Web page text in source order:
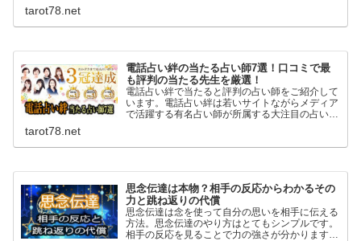
イスを頂けます。
tarot78.net
電話占い絆の当たる占い師7選！口コミで最
も評判の当たる先生を厳選！
電話占い絆で当たると評判の占い師をご紹介して
います。電話占い絆は若いサイトながらメディア
で活躍する有名占い師が所属する大注目の占いサ
定もできますよ！
tarot78.net
思念伝達は本物？相手の反応からわかるその
力と跳ね返りの代償
思念伝達は念を使って自分の思いを相手に伝える
方法。思念伝達のやり方はとてもシンプルです。
相手の反応を見ることで力の強さが分かります。